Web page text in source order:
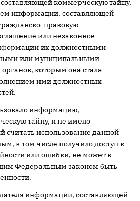
коммерческую тайну,
информации, составляющей
правовую
или незаконное
их должностными
или муниципальными
которым она стала
ими должностных
информацию,
тайну, и не имело
считать использование данной
в том числе получило доступ к
или ошибки, не может в
Федеральным законом быть
информации, составляющей